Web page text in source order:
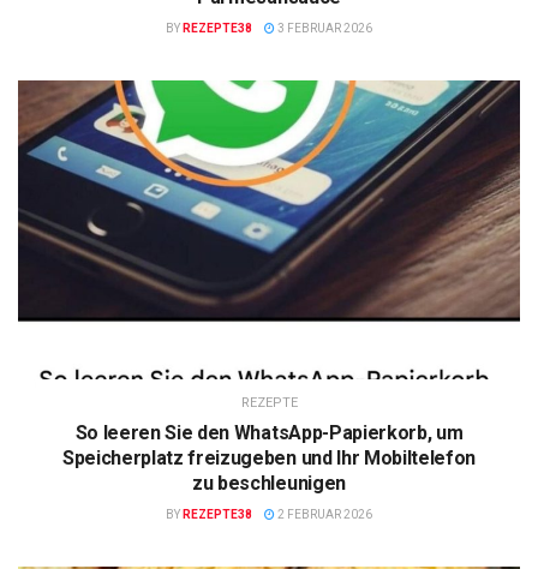
BY REZEPTE38 3 FEBRUAR 2026
REZEPTE
So leeren Sie den WhatsApp-Papierkorb, um
Speicherplatz freizugeben und Ihr Mobiltelefon
zu beschleunigen
BY REZEPTE38 2 FEBRUAR 2026